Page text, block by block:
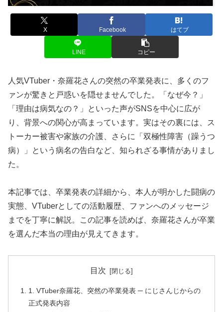
X Facebook はてブ
LINE コピー
人気VTuber・奈羅花さんの突然の卒業発表に、多くのフ
ァンが驚きと戸惑いを隠せませんでした。「なぜ今？」
「理由は病気なの？」といった声がSNSを中心に広が
り、背景への関心が高まっています。実はその裏には、ス
トーカー被害や家族の介護、さらに「双極性障害（躁うつ
病）」という病名の告白など、知られざる事情がありまし
た。
本記事では、卒業発表の詳細から、本人が明かした闘病の
実態、VTuberとしての活動履歴、ファンへのメッセージ
までを丁寧に解説。この記事を読めば、奈羅花さんが卒業
を選んだ本当の理由が見えてきます。
目次
1. VTuber奈羅花、突然の卒業発表 ─ にじさんじからの
正式発表内容